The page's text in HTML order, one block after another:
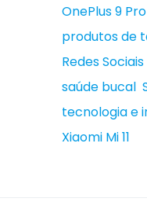
OnePlus 9 Pro
produtos de
Redes Sociais
saúde bucal
tecnologia e
Xiaomi Mi 11